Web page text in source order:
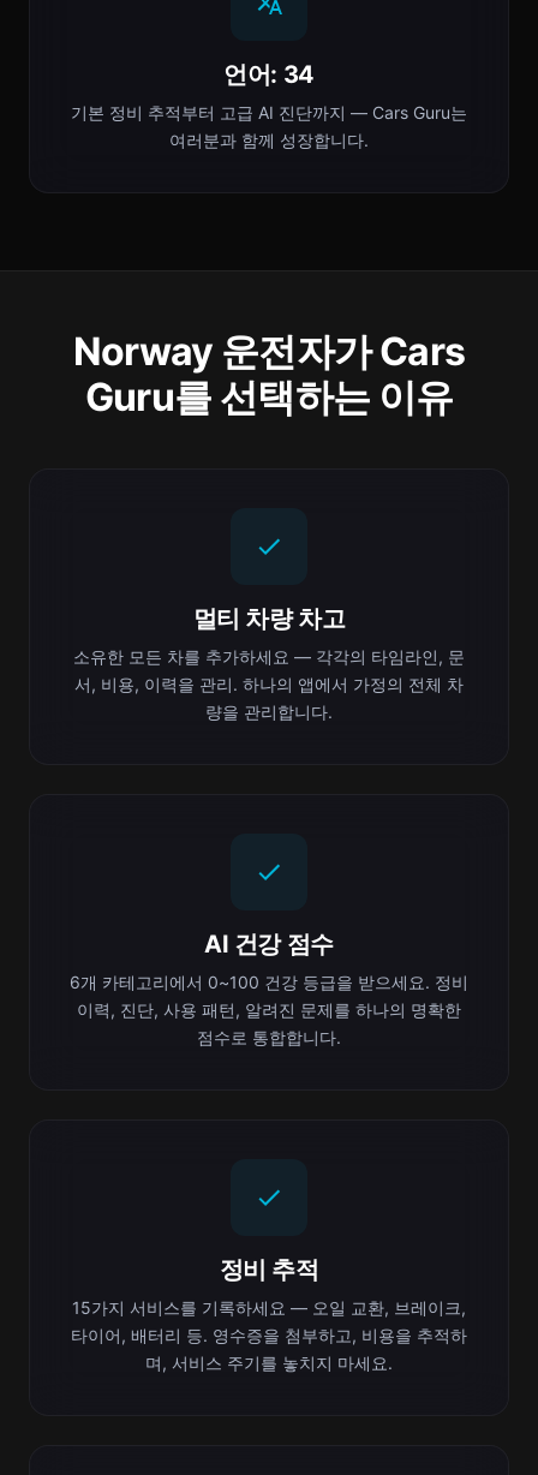
언어: 34
기본 정비 추적부터 고급 AI 진단까지 — Cars Guru는
여러분과 함께 성장합니다.
Norway 운전자가 Cars
Guru를 선택하는 이유
멀티 차량 차고
소유한 모든 차를 추가하세요 — 각각의 타임라인, 문
서, 비용, 이력을 관리. 하나의 앱에서 가정의 전체 차
량을 관리합니다.
AI 건강 점수
6개 카테고리에서 0~100 건강 등급을 받으세요. 정비
이력, 진단, 사용 패턴, 알려진 문제를 하나의 명확한
점수로 통합합니다.
정비 추적
15가지 서비스를 기록하세요 — 오일 교환, 브레이크,
타이어, 배터리 등. 영수증을 첨부하고, 비용을 추적하
며, 서비스 주기를 놓치지 마세요.